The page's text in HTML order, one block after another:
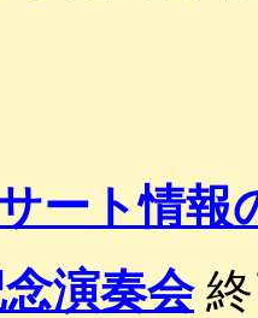
ート情報
演奏会終